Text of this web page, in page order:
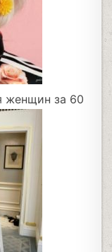
женщин за 60